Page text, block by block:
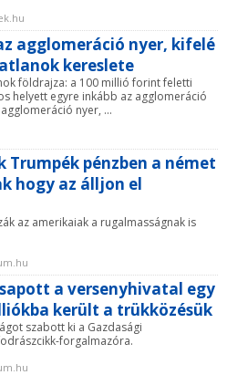
agglomeráció nyer, kifelé
kereslete
földrajza: a 100 millió forint feletti
helyett egyre inkább az agglomeráció
nyer, ...
pénzben a német
hogy az álljon el
az amerikaiak a rugalmasságnak is
a versenyhivatal egy
került a trükközésük
szabott ki a Gazdasági
forgalmazóra.